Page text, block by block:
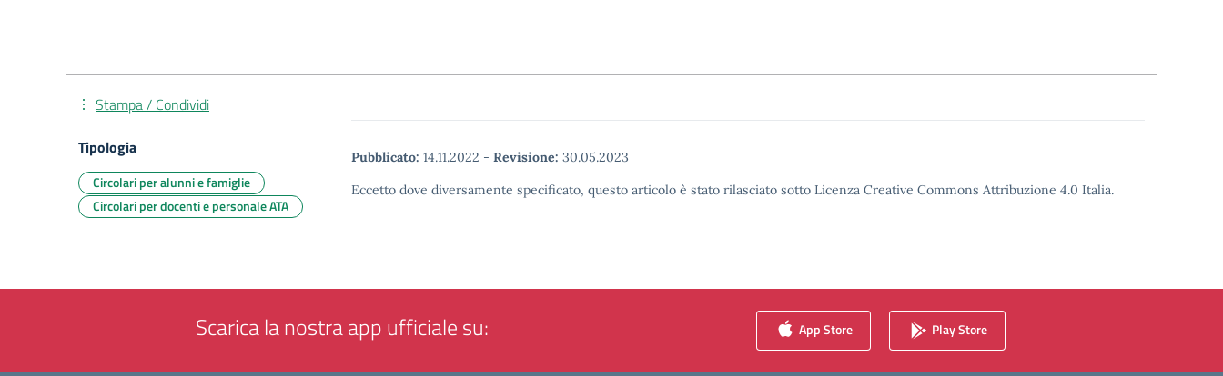
Pubblicato: 14.11.2022 - Revisione: 30.05.2023
Eccetto dove diversamente specificato, questo articolo è stato rilasciato sotto Licenza Creative Commons Attribuzione 4.0 Italia.
Stampa / Condividi
Tipologia
Circolari per alunni e famiglie
Circolari per docenti e personale ATA
Scarica la nostra app ufficiale su: App Store Play Store